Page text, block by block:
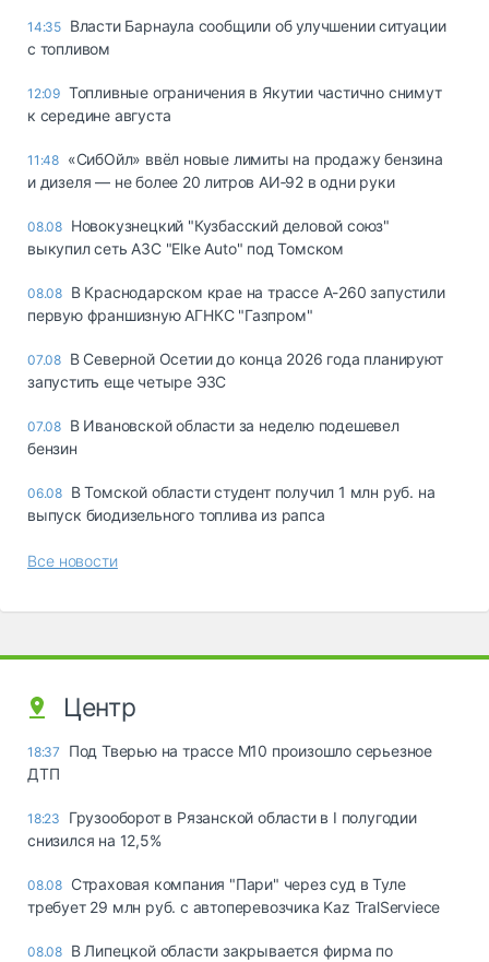
14:35 Власти Барнаула сообщили об улучшении ситуации
с топливом
12:09 Топливные ограничения в Якутии частично снимут
к середине августа
11:48 «СибОйл» ввёл новые лимиты на продажу бензина
и дизеля — не более 20 литров АИ‑92 в одни руки
08.08 Новокузнецкий "Кузбасский деловой союз"
выкупил сеть АЗС "Elke Auto" под Томском
08.08 В Краснодарском крае на трассе А-260 запустили
первую франшизную АГНКС "Газпром"
07.08 В Северной Осетии до конца 2026 года планируют
запустить еще четыре ЭЗС
07.08 В Ивановской области за неделю подешевел
бензин
06.08 В Томской области студент получил 1 млн руб. на
выпуск биодизельного топлива из рапса
Все новости
Центр
18:37
Под Тверью на трассе М10 произошло серьезное
ДТП
18:23
Грузооборот в Рязанской области в I полугодии
снизился на 12,5%
08.08 Страховая компания "Пари" через суд в Туле
требует 29 млн руб. с автоперевозчика Kaz TralServiece
08.08 В Липецкой области закрывается фирма по